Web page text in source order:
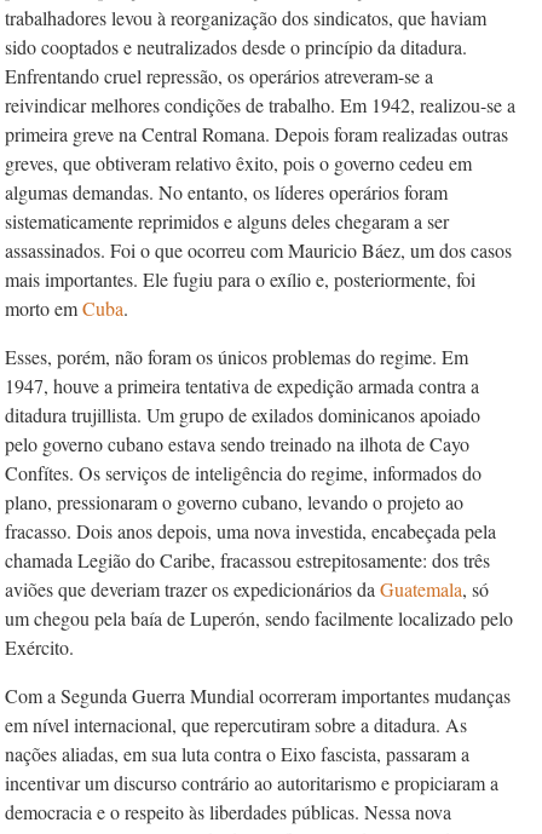
trabalhadores levou à reorganização dos sindicatos, que haviam
sido cooptados e neutralizados desde o princípio da ditadura.
Enfrentando cruel repressão, os operários atreveram-se a
reivindicar melhores condições de trabalho. Em 1942, realizou-se a
primeira greve na Central Romana. Depois foram realizadas outras
greves, que obtiveram relativo êxito, pois o governo cedeu em
algumas demandas. No entanto, os líderes operários foram
sistematicamente reprimidos e alguns deles chegaram a ser
assassinados. Foi o que ocorreu com Mauricio Báez, um dos casos
mais importantes. Ele fugiu para o exílio e, posteriormente, foi
morto emCuba.
Esses, porém, não foram os únicos problemas do regime. Em
1947, houve a primeira tentativa de expedição armada contra a
ditadura trujillista. Um grupo de exilados dominicanos apoiado
pelo governo cubano estava sendo treinado na ilhota de Cayo
Confítes. Os serviços de inteligência do regime, informados do
plano, pressionaram o governo cubano, levando o projeto ao
fracasso. Dois anos depois, uma nova investida, encabeçada pela
chamada Legião do Caribe, fracassou estrepitosamente: dos três
aviões que deveriam trazer os expedicionários daGuatemala, só
um chegou pela baía de Luperón, sendo facilmente localizado pelo
Exército.
Com a Segunda Guerra Mundial ocorreram importantes mudanças
em nível internacional, que repercutiram sobre a ditadura. As
nações aliadas, em sua luta contra o Eixo fascista, passaram a
incentivar um discurso contrário ao autoritarismo e propiciaram a
democracia e o respeito às liberdades públicas. Nessa nova